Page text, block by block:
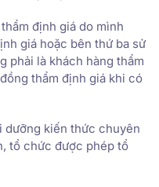
định giá do mình
giá hoặc bên thứ ba sử
phải là khách hàng thẩm
thẩm định giá khi có
dưỡng kiến thức chuyên
tổ chức được phép tổ